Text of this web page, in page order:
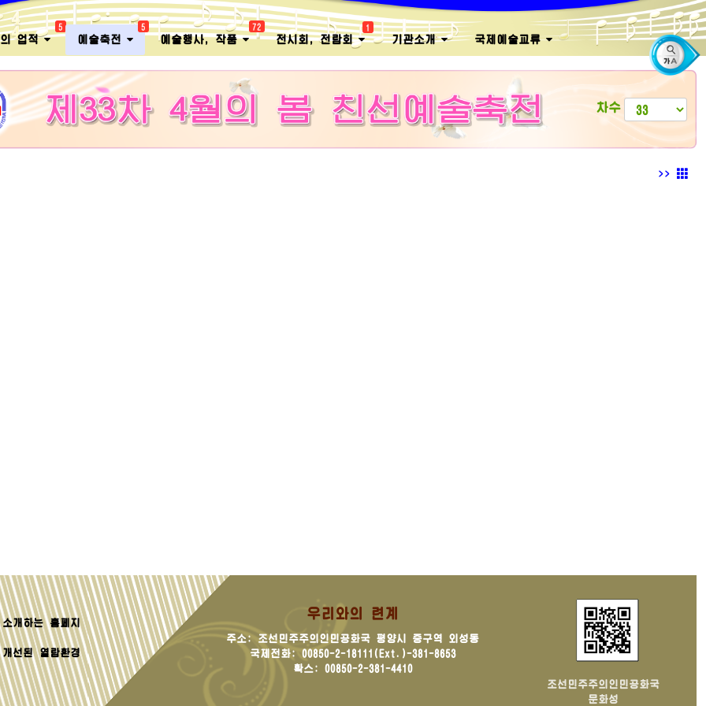
의 업적
5
예술축전
5
예술행사, 작품
72
전시회, 전람회
1
기관소개 국제예술교류
차수
>>
개하는 홈페지
선된 열람환경
우리와의 련계
주소: 조선민주주의인민공화국 평양시 중구역 외성동
국제전화: 00850-2-18111(Ext.)-381-8653
확스: 00850-2-381-4410
조선민주주의인민공화국
문화성